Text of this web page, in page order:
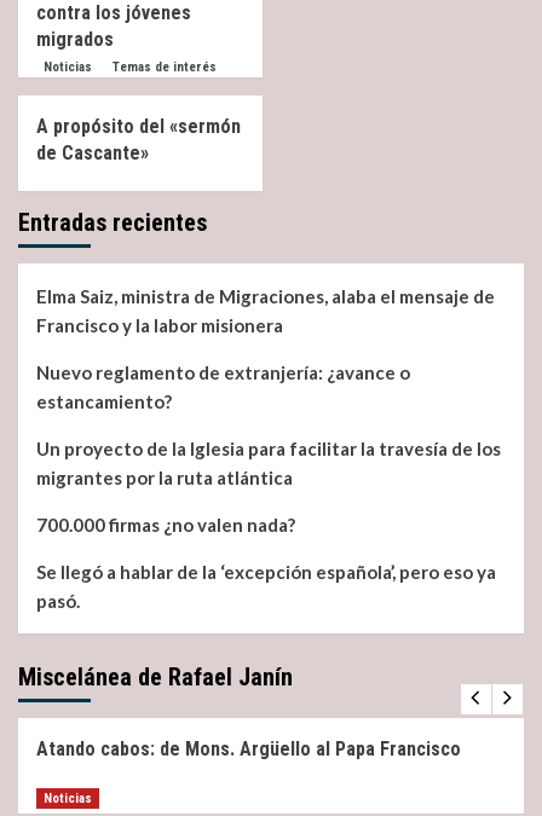
contra los jóvenes
migrados
Noticias Temas de interés
A propósito del «sermón
de Cascante»
Entradas recientes
Elma Saiz, ministra de Migraciones, alaba el mensaje de
Francisco y la labor misionera
Nuevo reglamento de extranjería: ¿avance o
estancamiento?
Un proyecto de la Iglesia para facilitar la travesía de los
migrantes por la ruta atlántica
700.000 firmas ¿no valen nada?
Se llegó a hablar de la ‘excepción española’, pero eso ya
pasó.
Miscelánea de Rafael Janín
Miscelánea Noticias
Atando cabos: de Mons. Argüello al Papa Francisco
Noticias